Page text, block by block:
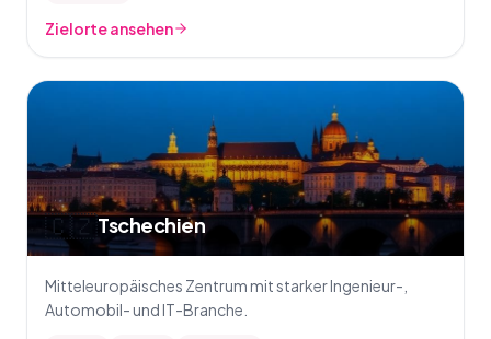
Zielorte ansehen
🇨🇿Tschechien
Mitteleuropäisches Zentrum mit starker Ingenieur-,
Automobil- und IT-Branche.